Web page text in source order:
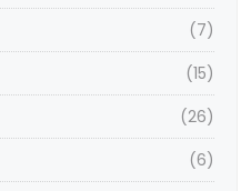
(7)
(15)
(26)
(6)